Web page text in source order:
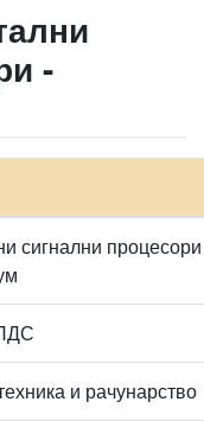
-
сигнални
и рачунарство